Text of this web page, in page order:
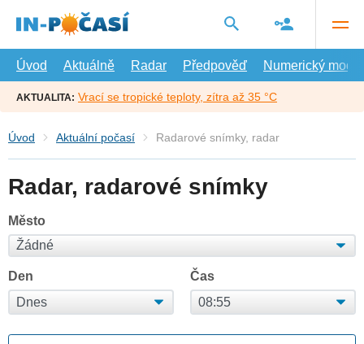
hlavní
Úvod
Aktuálně Radar Předpověď Numerický model
AKTUALITA: Vrací se tropické teploty, zítra až 35 °C
Úvod Aktuální počasí Radarové snímky, radar
Radar, radarové snímky
Město
Den Čas